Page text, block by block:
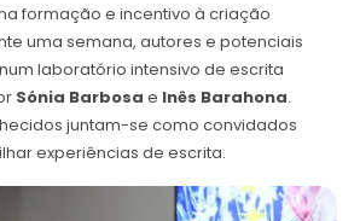
formação e incentivo à criação
uma semana, autores e potenciais
laboratório intensivo de escrita
Sónia Barbosa e Inês Barahona.
juntam-se como convidados
experiências de escrita.